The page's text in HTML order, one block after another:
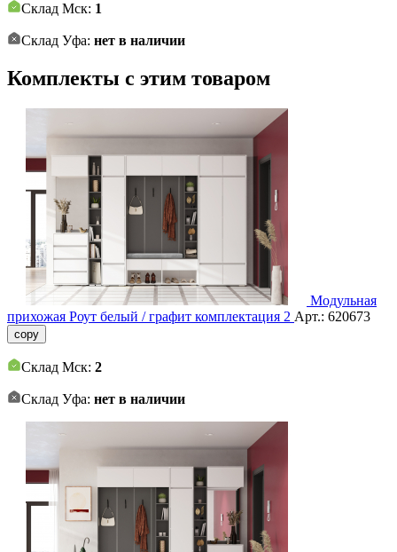
Склад Мск: 1
Склад Уфа: нет в наличии
Комплекты с этим товаром
Модульная
прихожая Роут белый / графит комплектация 2 Арт.: 620673
copy
Склад Мск: 2
Склад Уфа: нет в наличии